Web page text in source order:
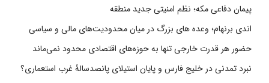
پیمان دفاعی مکه؛ نظم امنیتی جدید منطقه
اندی برنهام؛ وعده های بزرگ در میان محدودیت‌های مالی و سیاسی
حضور هر قدرت خارجی تنها به حوزه‌های اقتصادی محدود نمی‌ماند
نبرد تمدنی در خلیج فارس و پایان استیلای پانصدسالۀ غرب استعماری؟